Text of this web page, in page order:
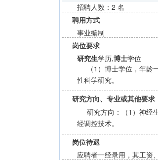
招聘人数：2 名
聘用方式
事业编制
岗位要求
研究生学历,博士学位
（1）博士学位，年
性科学研究。
研究方向、专业或其他要求
研究方向：（1）神经
经调控技术。
岗位待遇
应聘者一经录用，其工资